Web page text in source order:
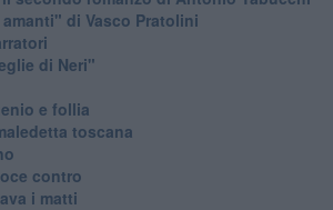
di Vasco Pratolini
di Neri"
e follia
toscana
contro
i matti